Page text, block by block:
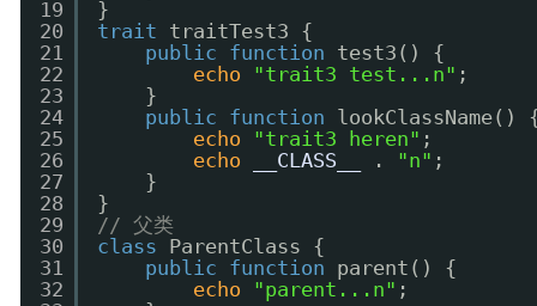
19
20
21
22
23
24
25
26
27
28
29
30
31
32
}
trait
traitTest3 {
public
function
test3() {
echo
"trait3 test...n" ;
}
public
function
lookClassName()
echo
"trait3 heren" ;
echo
__CLASS__ . "n" ;
}
}
// 父类
class
ParentClass {
public
function
parent() {
echo
"parent...n" ;